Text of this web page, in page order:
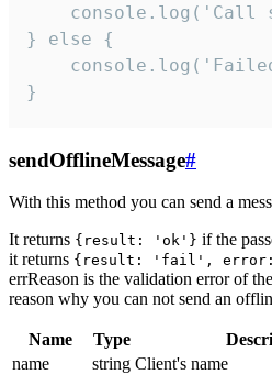
console.log('Call
} else {
}
sendOfflineMessage#
With this method you can send a
It returns {result: 'ok'} if the
it returns {result: 'fail', error:
errReason is the validation error of
reason why you can not send an
Name Type
name
string Client's name